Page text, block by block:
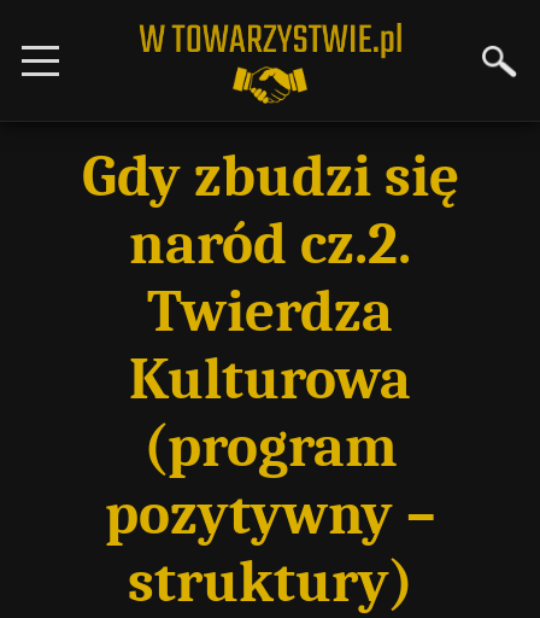
Gdy zbudzi się
naród cz.2.
Twierdza
Kulturowa
(program
pozytywny –
struktury)